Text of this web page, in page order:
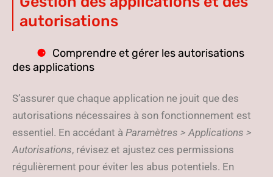
autorisations
Comprendre et gérer les autorisations
des applications
S’assurer que chaque application ne jouit que des
autorisations nécessaires à son fonctionnement est
essentiel. En accédant à Paramètres > Applications >
Autorisations, révisez et ajustez ces permissions
régulièrement pour éviter les abus potentiels. En